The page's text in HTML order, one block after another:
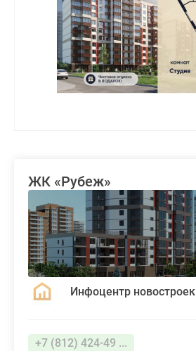
ЖК «Рубеж»
Инфоцентр новостроек
+7 (812) 424-49 ...